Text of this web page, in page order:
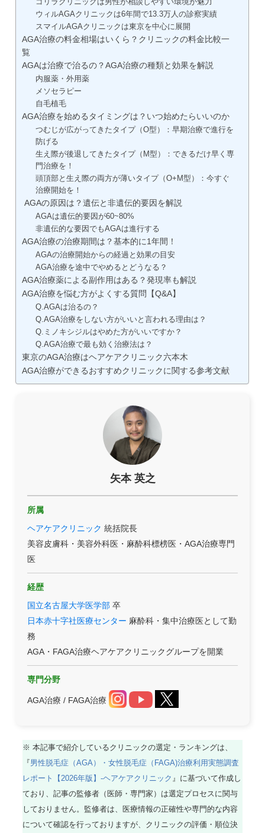
ウィルAGAクリニックは6年間で13.3万人の診察実績
スマイルAGAクリニックは東京を中心に展開
AGA治療の料金相場はいくら？クリニックの料金比較一
覧
AGAは治療で治るの？AGA治療の種類と効果を解説
内服薬・外用薬
メソセラピー
自毛植毛
AGA治療を始めるタイミングは？いつ始めたらいいのか
つむじが広がってきたタイプ（O型）：早期治療で進行を
防げる
生え際が後退してきたタイプ（M型）：できるだけ早く専
門治療を！
頭頂部と生え際の両方が薄いタイプ（O+M型）：今すぐ
治療開始を！
AGAの原因は？遺伝と非遺伝的要因を解説
AGAは遺伝的要因が60~80%
非遺伝的な要因でもAGAは進行する
AGA治療の治療期間は？基本的に1年間！
AGAの治療開始からの経過と効果の目安
AGA治療を途中でやめるとどうなる？
AGA治療薬による副作用はある？発現率も解説
AGA治療を悩む方がよくする質問【Q&A】
Q.AGAは治るの？
Q.AGA治療をしない方がいいと言われる理由は？
Q.ミノキシジルはやめた方がいいですか？
Q.AGA治療で最も効く治療法は？
東京のAGA治療はヘアケアクリニック六本木
AGA治療ができるおすすめクリニックに関する参考文献
矢本 英之
所属
ヘアケアクリニック 統括院長
美容皮膚科・美容外科医・麻酔科標榜医・AGA治療専門
医
経歴
国立名古屋大学医学部 卒
日本赤十字社医療センター 麻酔科・集中治療医として勤
務
AGA・FAGA治療ヘアケアクリニックグループを開業
専門分野
AGA治療 / FAGA治療
※ 本記事で紹介しているクリニックの選定・ランキングは、
『男性脱毛症（AGA）・女性脱毛症（FAGA)治療利用実態調査
レポート【2026年版】-ヘアケアクリニック 』に基づいて作成し
ており、記事の監修者（医師・専門家）は選定プロセスに関与
しておりません。監修者は、医療情報の正確性や専門的な内容
について確認を行っておりますが、クリニックの評価・順位決